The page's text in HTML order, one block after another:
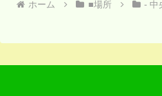
ホーム ■場所 - 中